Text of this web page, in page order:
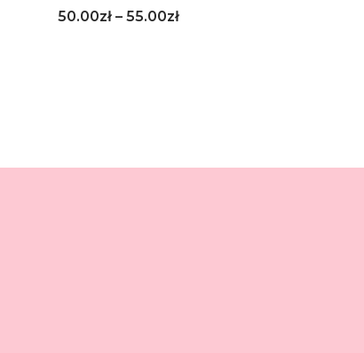
50.00zł – 55.00zł